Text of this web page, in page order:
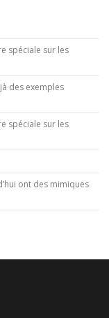
spéciale sur les
des exemples
spéciale sur les
ont des mimiques